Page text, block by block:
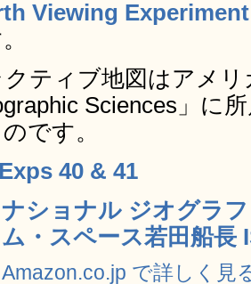
Viewing
ティブ地図はアメリ
Sciences」に
です。
40 & 41
ナショナル ジオグラ
ム・スペース若田船長
Amazon.co.jp で詳しく見